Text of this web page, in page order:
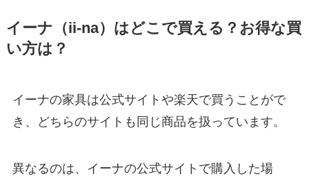
イーナ（ii-na）はどこで買える？お得な買
い方は？
イーナの家具は公式サイトや楽天で買うことがで
き、どちらのサイトも同じ商品を扱っています。
異なるのは、イーナの公式サイトで購入した場